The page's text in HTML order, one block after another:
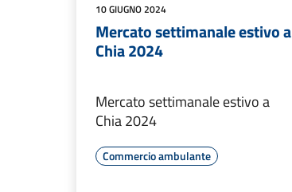
10 GIUGNO 2024
Mercato settimanale estivo a
Chia 2024
Mercato settimanale estivo a
Chia 2024
Commercio ambulante